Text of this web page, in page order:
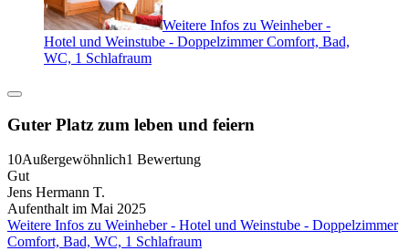
Weitere Infos zu Weinheber -
Hotel und Weinstube - Doppelzimmer Comfort, Bad,
WC, 1 Schlafraum
Guter Platz zum leben und feiern
10Außergewöhnlich1 Bewertung
Gut
Jens Hermann T.
Aufenthalt im Mai 2025
Weitere Infos zu Weinheber - Hotel und Weinstube - Doppelzimmer
Comfort, Bad, WC, 1 Schlafraum